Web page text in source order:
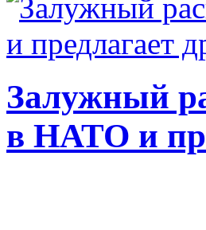
Залужный
в НАТО и